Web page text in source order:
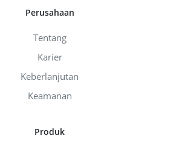
Perusahaan
Tentang
Karier
Keberlanjutan
Keamanan
Produk